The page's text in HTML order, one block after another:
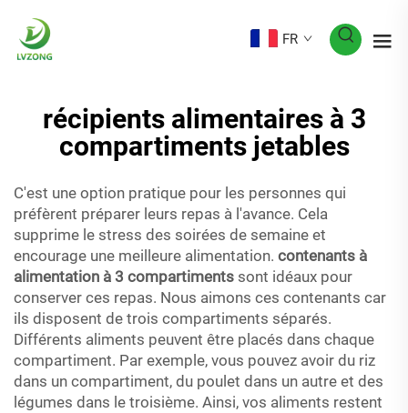
FR
récipients alimentaires à 3
compartiments jetables
C'est une option pratique pour les personnes qui
préfèrent préparer leurs repas à l'avance. Cela
supprime le stress des soirées de semaine et
encourage une meilleure alimentation. contenants à
alimentation à 3 compartiments sont idéaux pour
conserver ces repas. Nous aimons ces contenants car
ils disposent de trois compartiments séparés.
Différents aliments peuvent être placés dans chaque
compartiment. Par exemple, vous pouvez avoir du riz
dans un compartiment, du poulet dans un autre et des
légumes dans le troisième. Ainsi, vos aliments restent